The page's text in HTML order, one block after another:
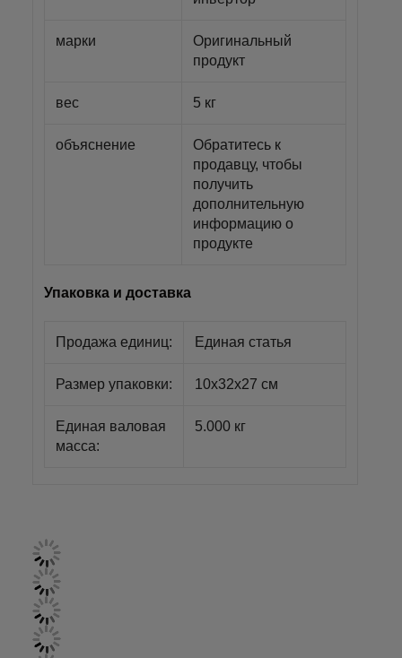
марки
Оригинальный
продукт
вес 5 кг
объяснение
Обратитесь к
продавцу, чтобы
получить
дополнительную
информацию о
продукте
Упаковка и доставка
Продажа единиц: Единая статья
Размер упаковки: 10х32х27 см
Единая валовая
масса:
5.000 кг